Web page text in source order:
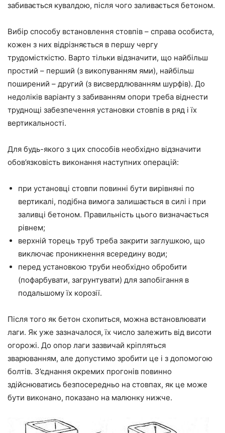
забивається кувалдою, після чого заливається бетоном.
Вибір способу встановлення стовпів – справа особиста,
кожен з них відрізняється в першу чергу
трудомісткістю. Варто тільки відзначити, що найбільш
простий – перший (з викопуванням ями), найбільш
поширений – другий (з висвердлюванням шурфів). До
недоліків варіанту з забиванням опори треба віднести
труднощі забезпечення установки стовпів в ряд і їх
вертикальності.
Для будь-якого з цих способів необхідно відзначити
обов’язковість виконання наступних операцій:
при установці стовпи повинні бути вирівняні по
вертикалі, подібна вимога залишається в силі і при
заливці бетоном. Правильність цього визначається
рівнем;
верхній торець труб треба закрити заглушкою, що
виключає проникнення всередину води;
перед установкою труби необхідно обробити
(пофарбувати, загрунтувати) для запобігання в
подальшому їх корозії.
Після того як бетон схопиться, можна встановлювати
лаги. Як уже зазначалося, їх число залежить від висоти
огорожі. До опор лаги зазвичай кріпляться
зварюванням, але допустимо зробити це і з допомогою
болтів. З’єднання окремих прогонів повинно
здійснюватись безпосередньо на стовпах, як це може
бути виконано, показано на малюнку нижче.